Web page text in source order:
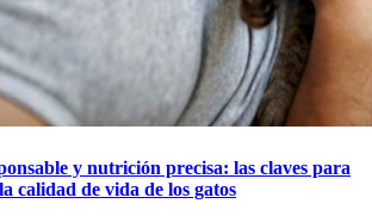
y nutrición precisa: las claves para
calidad de vida de los gatos